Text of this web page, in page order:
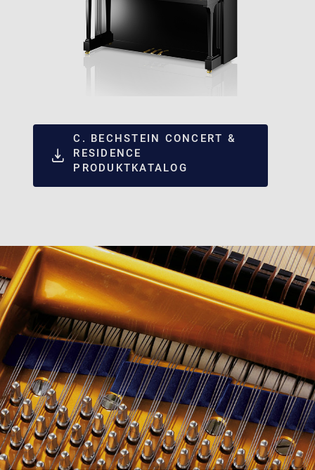
C. BECHSTEIN CONCERT &
RESIDENCE
PRODUKTKATALOG